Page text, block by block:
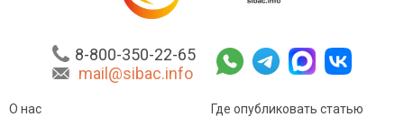
8-800-350-22-65
mail@sibac.info
О нас
Где опубликовать статью